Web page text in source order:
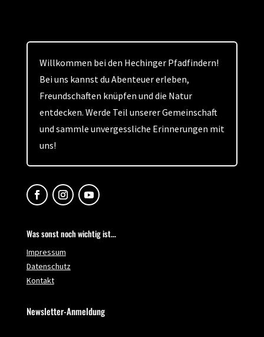
Willkommen bei den Hechinger Pfadfindern!
Bei uns kannst du Abenteuer erleben,
Freundschaften knüpfen und die Natur
entdecken. Werde Teil unserer Gemeinschaft
und sammle unvergessliche Erinnerungen mit
uns!
Was sonst noch wichtig ist...
Impressum
Datenschutz
Kontakt
Newsletter-Anmeldung